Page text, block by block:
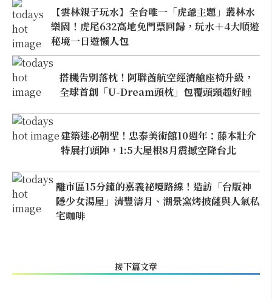
【雲林親子玩水】全台唯一「虎爺主題」叢林水
樂園！虎尾632高地免門票回歸，玩水＋4大順遊
秘境一日遊懶人包
搭機告別落枕！阿聯酋航空經濟艙座椅升級，
全球首創「U-Dream頭枕」包覆頭頸超好睡
建築迷必朝聖！忠泰美術館10週年：藤本壯介
特展打頭陣，1:5大屋根8月震撼空降台北
離市區15分鐘的嘉義祕境路線！造訪「台版神
隱少女湯屋」清豐濤月、湖景窯烤披薩與人氣私
宅咖啡
接下篇文章